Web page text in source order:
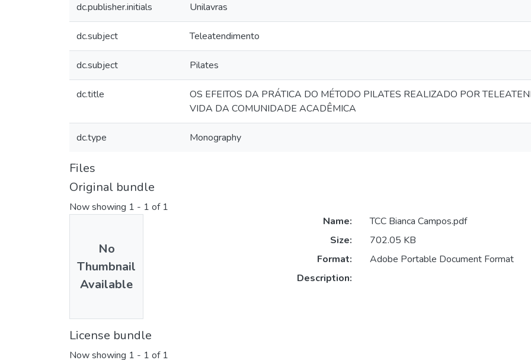
dc.publisher.initials Unilavras
dc.subject Teleatendimento
dc.subject Pilates
dc.title
OS EFEITOS DA PRÁTICA DO MÉTODO PILATES REALIZADO POR
VIDA DA COMUNIDADE ACADÊMICA
dc.type Monography
Files
Original bundle
Now showing 1 - 1 of 1
No
Thumbnail
Available
Name:
TCC Bianca Campos.pdf
Size:
702.05 KB
Format:
Adobe Portable Document Format
Description:
License bundle
Now showing 1 - 1 of 1